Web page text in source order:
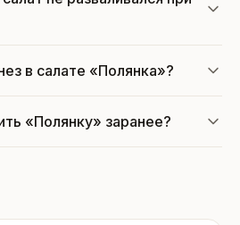
в салате «Полянка»?
«Полянку» заранее?